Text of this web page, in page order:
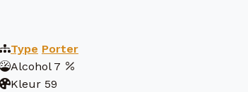
Type Porter
Alcohol 7
Kleur 59